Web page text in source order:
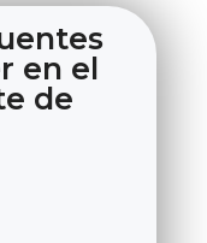
en el
de